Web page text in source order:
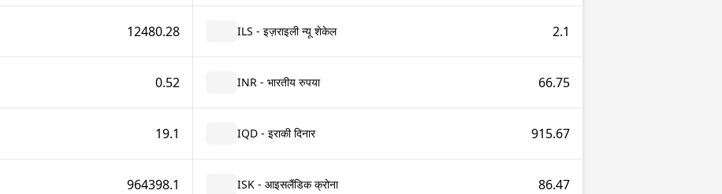
12480.28 ILS - इज़राइली न्यू शेकेल 2.1
0.52 INR - भारतीय रुपया 66.75
19.1 IQD - इराकी दिनार 915.67
964398.1 ISK - आइसलैंडिक क्रोना 86.47